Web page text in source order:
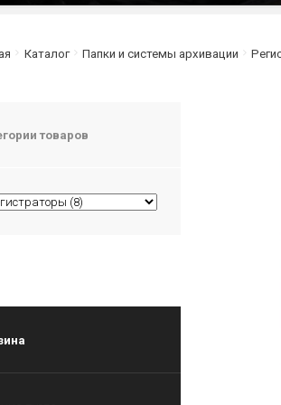
Каталог Папки и системы архивации
товаров